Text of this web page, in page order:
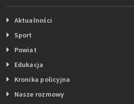
Aktualności
Sport
Powiat
Edukacja
Kronika policyjna
Nasze rozmowy